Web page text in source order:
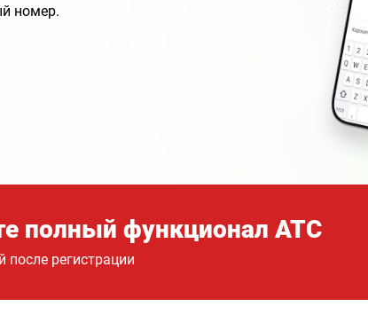
номер.
полный функционал АТС
после регистрации